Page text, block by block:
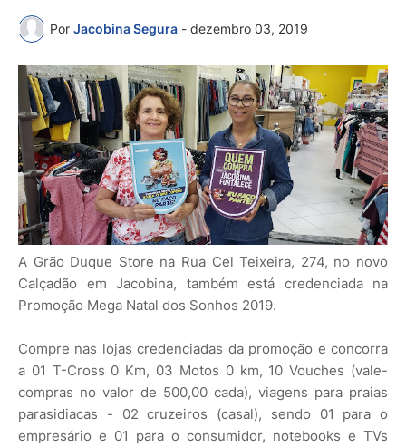
Por Jacobina Segura - dezembro 03, 2019
A Grão Duque Store na Rua Cel Teixeira, 274, no novo
Calçadão em Jacobina, também está credenciada na
Promoção Mega Natal dos Sonhos 2019.
Compre nas lojas credenciadas da promoção e concorra
a 01 T-Cross 0 Km, 03 Motos 0 km, 10 Vouches (vale-
compras no valor de 500,00 cada), viagens para praias
parasidiacas - 02 cruzeiros (casal), sendo 01 para o
empresário e 01 para o consumidor, notebooks e TVs